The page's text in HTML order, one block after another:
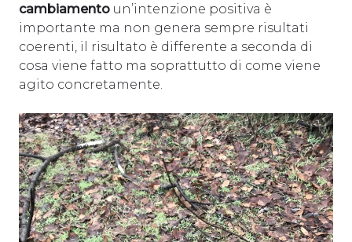
cambiamento un’intenzione positiva è
importante ma non genera sempre risultati
coerenti, il risultato è differente a seconda di
cosa viene fatto ma soprattutto di come viene
agito concretamente.